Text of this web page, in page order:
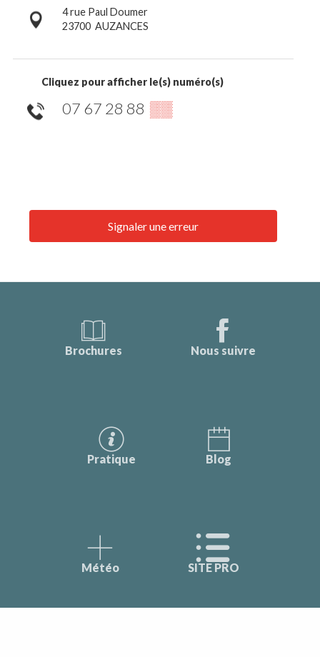
4 rue Paul Doumer
23700 AUZANCES
Cliquez pour afficher le(s) numéro(s)
07 67 28 88 ▒▒
Signaler une erreur
Brochures Nous suivre
Pratique Blog
Météo SITE PRO